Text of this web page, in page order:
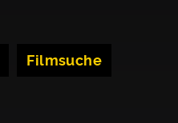
Filmsuche